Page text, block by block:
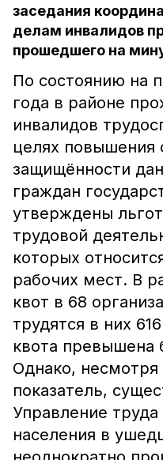
заседания
делам инвалидов
прошедшего на
По состоянию на
года в районе
инвалидов
целях повышения
защищённости
граждан
утверждены
трудовой
которых
рабочих мест. В
квот в 68
трудятся в них
квота превышена
Однако, несмотря
показатель,
Управление
населения в